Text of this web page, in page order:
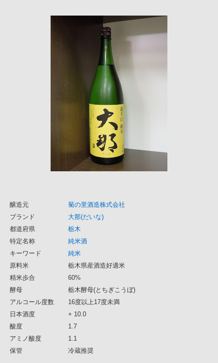
醸造元
菊の里酒造株式会社
ブランド
大那(だいな)
都道府県
栃木
特定名称
純米酒
キーワード
純米
原料米
栃木県産酒造好適米
精米歩合
60%
酵母
栃木酵母(とちぎこうぼ)
アルコール度数
16度以上17度未満
日本酒度
+ 10.0
酸度
1.7
アミノ酸度
1.1
保管
冷蔵推奨